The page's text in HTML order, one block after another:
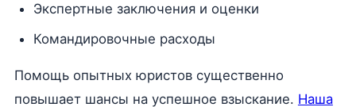
Экспертные заключения и оценки
Командировочные расходы
Помощь опытных юристов существенно
повышает шансы на успешное взыскание. Наша